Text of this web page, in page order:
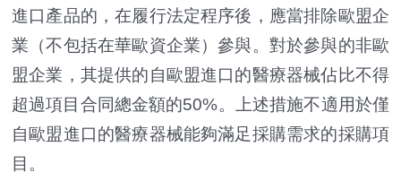
進口產品的，在履行法定程序後，應當排除歐盟企
業（不包括在華歐資企業）參與。對於參與的非歐
盟企業，其提供的自歐盟進口的醫療器械佔比不得
超過項目合同總金額的50%。上述措施不適用於僅
自歐盟進口的醫療器械能夠滿足採購需求的採購項
目。